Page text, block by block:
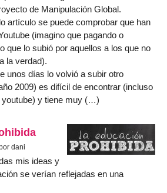
de Manipulación Global.
artículo se puede comprobar que han
(imagino que pagando o
que lo subió por aquellos a los que no
la verdad).
unos días lo volvió a subir otro
2009) es difícil de encontrar (incluso
youtube) y tiene muy (…)
dani
mis ideas y
se verían reflejadas en una